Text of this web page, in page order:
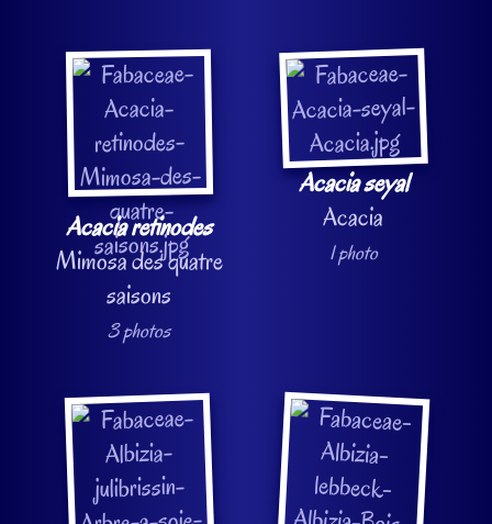
Acacia retinodes
Mimosa des quatre
saisons
3 photos
Acacia seyal
Acacia
1 photo